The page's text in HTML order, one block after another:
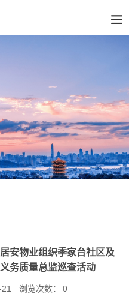
安物业组织季家台社区及
务质量总监巡查活动
浏览次数： 0